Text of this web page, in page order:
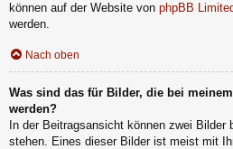
können auf der Website von phpBB
werden.
Nach oben
Was sind das für Bilder, die bei
werden?
In der Beitragsansicht können zwei Bilder
stehen. Eines dieser Bilder ist meist mit